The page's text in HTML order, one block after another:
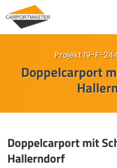
Projekt 19-F-
Doppelcarport
Doppelcarport mit
Hallerndorf